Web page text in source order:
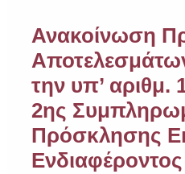
Ανακοίνωση
την υπ’
2ης
Πρόσκλησης
Ενδιαφέροντος